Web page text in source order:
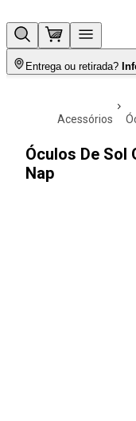
Entrega ou retirada?
acessórios
Óculos De Sol
Nap